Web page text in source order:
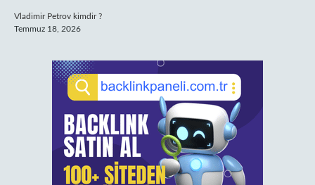
Vladimir Petrov kimdir ?
Temmuz 18, 2026